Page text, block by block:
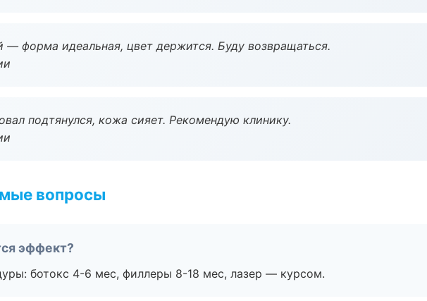
— форма идеальная, цвет держится. Буду возвращаться.
подтянулся, кожа сияет. Рекомендую клинику.
вопросы
эффект?
ботокс 4-6 мес, филлеры 8-18 мес, лазер — курсом.